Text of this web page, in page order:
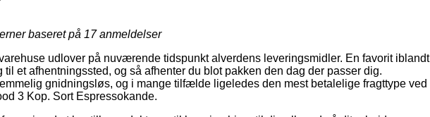
baseret på 17anmeldelser
udlover på nuværende tidspunkt alverdens leveringsmidler. En favorit iblandt
til et afhentningssted, og så afhenter du blot pakken den dag der passer dig.
gnidningsløs, og i mange tilfælde ligeledes den mest betalelige fragttype ved
3 Kop. Sort Espressokande.